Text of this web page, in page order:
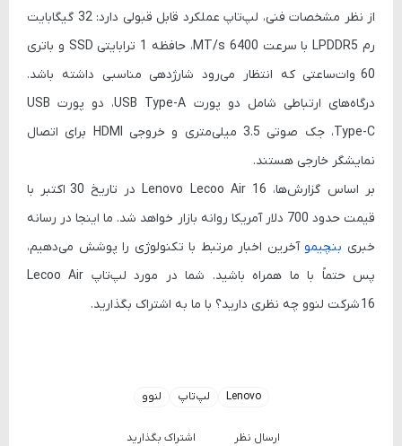
از نظر مشخصات فنی، لپ‌تاپ عملکرد قابل قبولی دارد:
32 گیگابایت
رم LPDDR5 با سرعت 6400 MT/s
، حافظه 1 ترابایتی SSD
و باتری
60 وات‌ساعتی
که انتظار می‌رود شارژدهی مناسبی داشته باشد.
درگاه‌های ارتباطی شامل
دو پورت USB Type-A، دو پورت USB
Type-C، جک صوتی 3.5 میلی‌متری
و خروجی HDMI برای اتصال
نمایشگر خارجی هستند.
بر اساس گزارش‌ها، Lenovo Lecoo Air 16در تاریخ 30 اکتبر
با
قیمت حدود 700 دلار آمریکا
روانه بازار خواهد شد. ما اینجا در رسانه
خبری بنچیمو آخرین اخبار مرتبط با تکنولوژی را پوشش می‌دهیم،
پس حتماً با ما همراه باشید. شما در مورد لپ‌تاپ Lecoo Air
16شرکت لنوو چه نظری دارید؟ با ما به اشتراک بگذارید.
Lenovo لپ‌تاپ لنوو
ارسال نظر اشتراک بگذارید